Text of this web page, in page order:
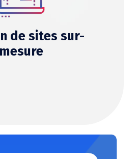
de sites sur-
mesure